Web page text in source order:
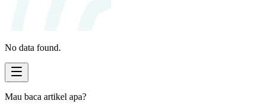
No data found.
Mau baca artikel apa?